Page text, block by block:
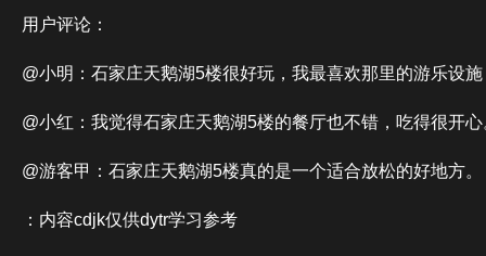
用户评论：
@小明：石家庄天鹅湖5楼很好玩，我最喜欢那里的游乐设施
@小红：我觉得石家庄天鹅湖5楼的餐厅也不错，吃得很开心
@游客甲：石家庄天鹅湖5楼真的是一个适合放松的好地方。
：内容cdjk仅供dytr学习参考